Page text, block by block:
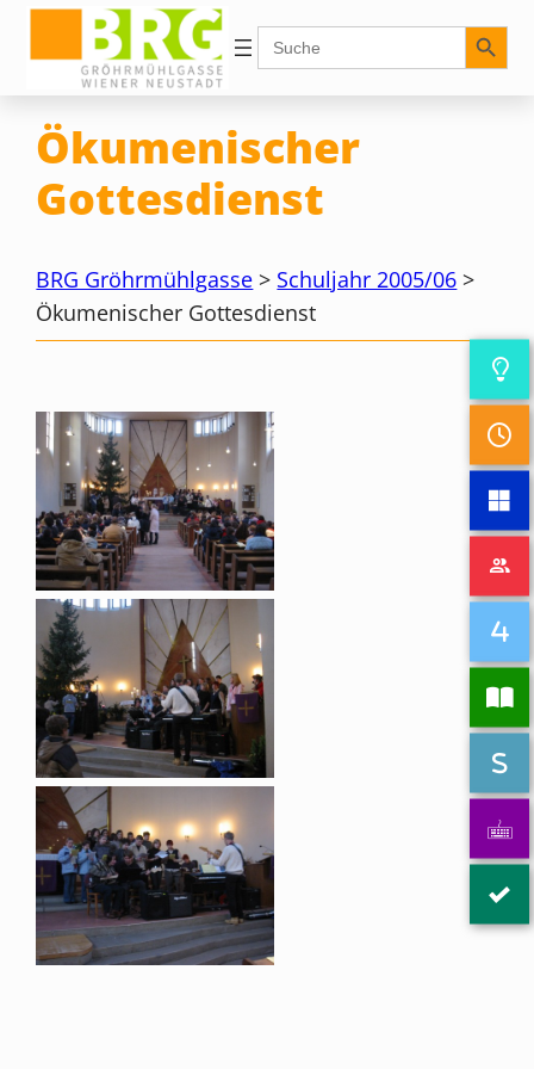
Inhalt
springen
Search
for:
Search Button
Ökumenischer
Gottesdienst
BRG Gröhrmühlgasse > Schuljahr 2005/06 >
Ökumenischer Gottesdienst